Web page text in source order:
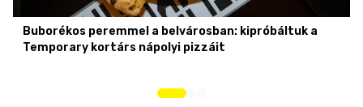
Buborékos peremmel a belvárosban: kipróbáltuk a
Temporary kortárs nápolyi pizzáit